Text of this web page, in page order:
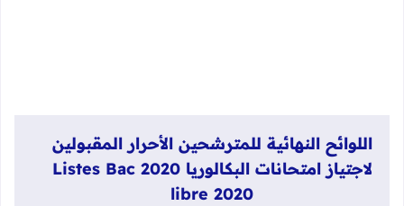
اللوائح النهائية للمترشحين الأحرار المقبولين
لاجتياز امتحانات البكالوريا 2020 Listes Bac
libre 2020